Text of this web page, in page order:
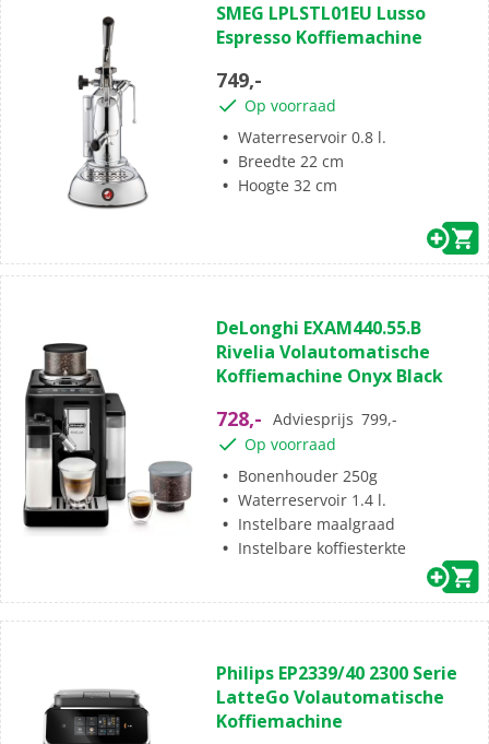
van
de
sterren.
SMEG LPLSTL01EU Lusso
Espresso Koffiemachine
749,-
Op voorraad
Waterreservoir 0.8 l.
Breedte 22 cm
Hoogte 32 cm
van
de
5
2
beoordelingen
DeLonghi EXAM440.55.B
Rivelia Volautomatische
Koffiemachine Onyx Black
728,- Adviesprijs 799,-
Op voorraad
Bonenhouder 250g
Waterreservoir 1.4 l.
Instelbare maalgraad
Instelbare koffiesterkte
van
de
5
Philips EP2339/40 2300 Serie
LatteGo Volautomatische
Koffiemachine